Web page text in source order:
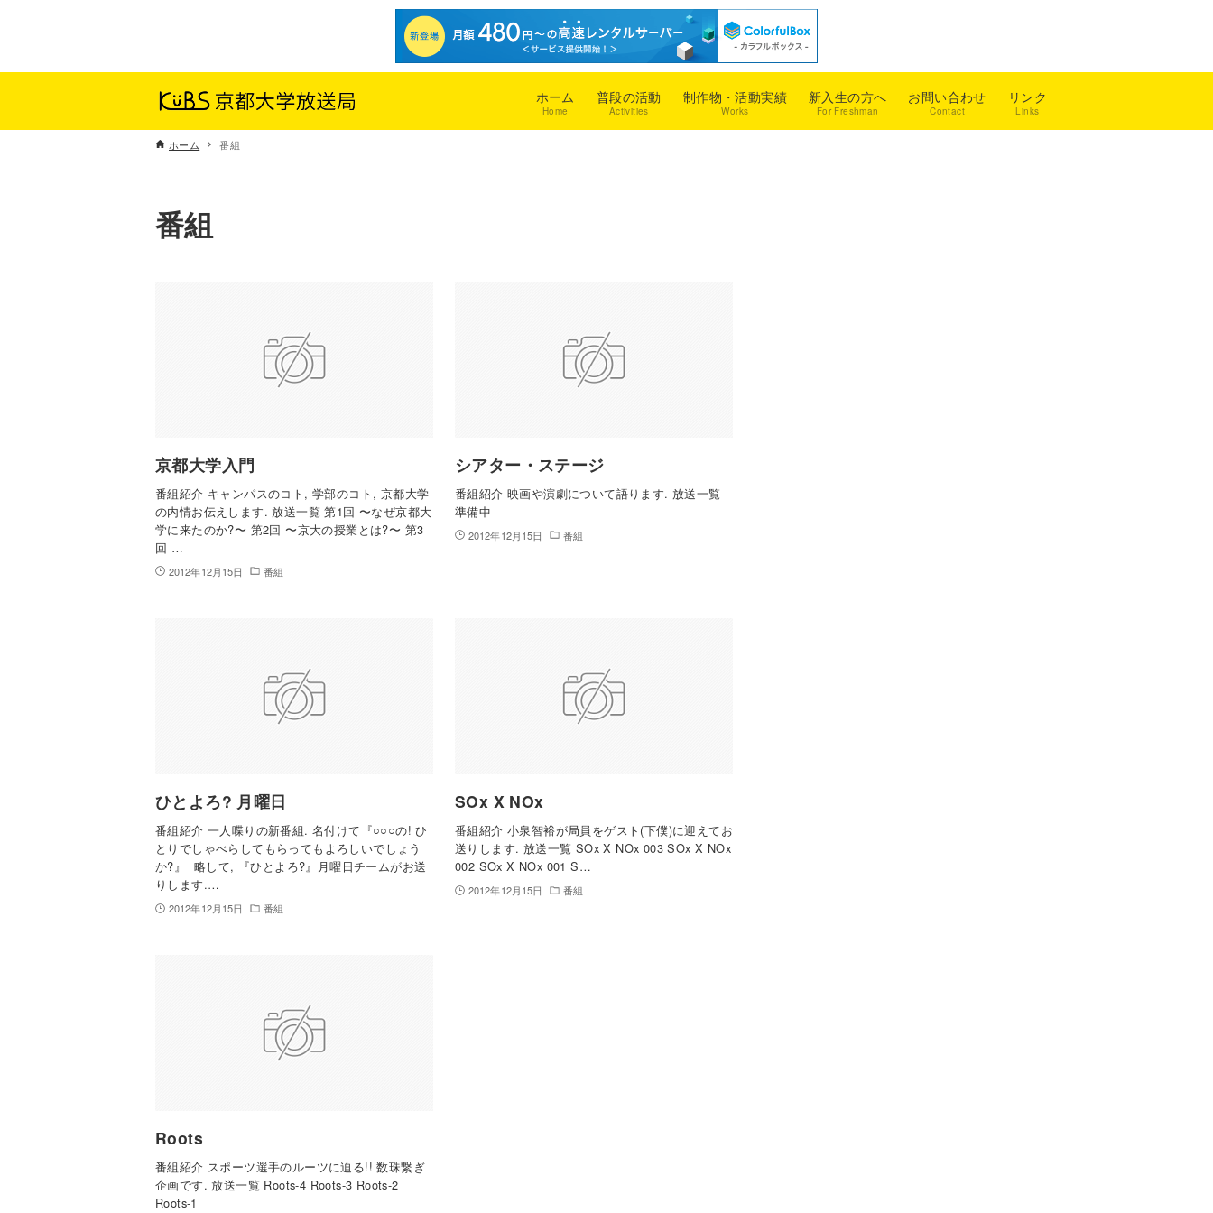
ホーム
Home
普段の活動
Activities
制作物・活動実績
Works
新入生の方へ
For Freshman
お問い合わせ
Contact
リンク
Links
ホーム 番組
番組
京都大学入門
番組紹介 キャンパスのコト, 学部のコト, 京都大学
の内情お伝えします. 放送一覧 第1回 〜なぜ京都大
学に来たのか?〜 第2回 〜京大の授業とは?〜 第3
回 …
2012年12月15日 番組
シアター・ステージ
番組紹介 映画や演劇について語ります. 放送一覧
準備中
2012年12月15日 番組
ひとよろ? 月曜日
番組紹介 一人喋りの新番組. 名付けて『○○○の! ひ
とりでしゃべらしてもらってもよろしいでしょう
か?』 略して, 『ひとよろ?』月曜日チームがお送
りします.…
2012年12月15日 番組
SOx X NOx
番組紹介 小泉智裕が局員をゲスト(下僕)に迎えてお
送りします. 放送一覧 SOx X NOx 003 SOx X NOx
002 SOx X NOx 001 S…
2012年12月15日 番組
Roots
番組紹介 スポーツ選手のルーツに迫る!! 数珠繋ぎ
企画です. 放送一覧 Roots-4 Roots-3 Roots-2
Roots-1